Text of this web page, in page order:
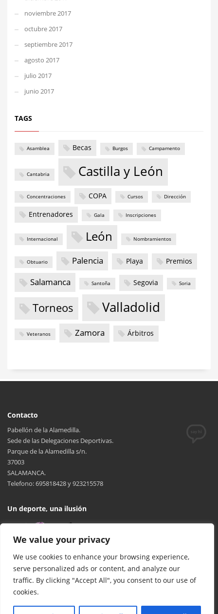
We value your privacy
We use cookies to enhance your browsing experience,
serve personalized ads or content, and analyze our
traffic. By clicking "Accept All", you consent to our use of
cookies.
noviembre 2017
octubre 2017
septiembre 2017
agosto 2017
julio 2017
junio 2017
TAGS
Asamblea Becas Burgos Campamento
Cantabria Castilla y León
Concentraciones COPA Cursos Dirección
Entrenadores Gala Inscripciones
Internacional León Nombramientos
Obtuario Palencia Playa Premios
Salamanca Santoña Segovia Soria
Torneos Valladolid
Veteranos Zamora Árbitros
Contacto
Pabellón de la Alamedilla.
Sede de las Delegaciones Deportivas.
Parque de la Alamedilla s/n.
37003
SALAMANCA.
Telefono: 695818428 y 923215578
Un deporte, una ilusión